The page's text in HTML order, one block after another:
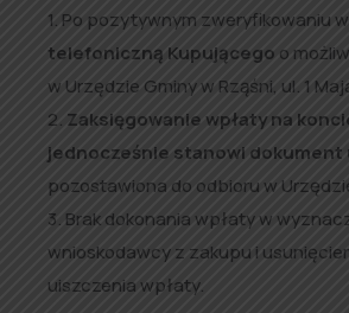
1. Po pozytywnym zweryfikowaniu
telefoniczną Kupującego o
w Urzędzie Gminy w Rząśni, ul. 1
2. Zaksięgowanie wpłaty na
jednocześnie stanowi dokument
pozostawiona do odbioru w
3. Brak dokonania wpłaty w
wnioskodawcy z zakupu i
uiszczenia wpłaty.